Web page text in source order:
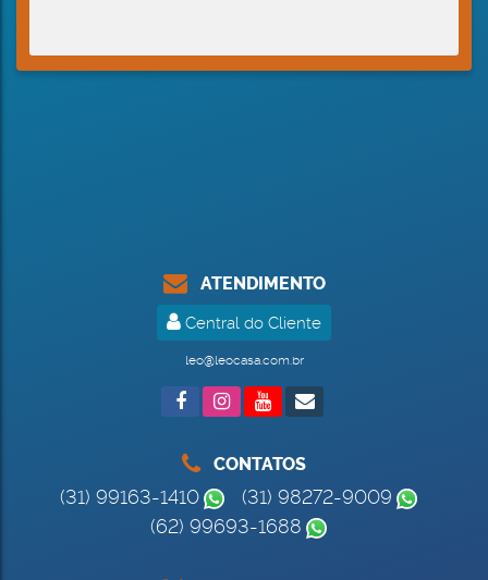
ATENDIMENTO
Central do Cliente
leo@leocasa.com.br
CONTATOS
(31) 99163-1410
(31) 98272-9009
(62) 99693-1688